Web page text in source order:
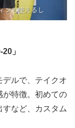
」
デルで、テイクオ
が特徴。初めての
など、カスタム